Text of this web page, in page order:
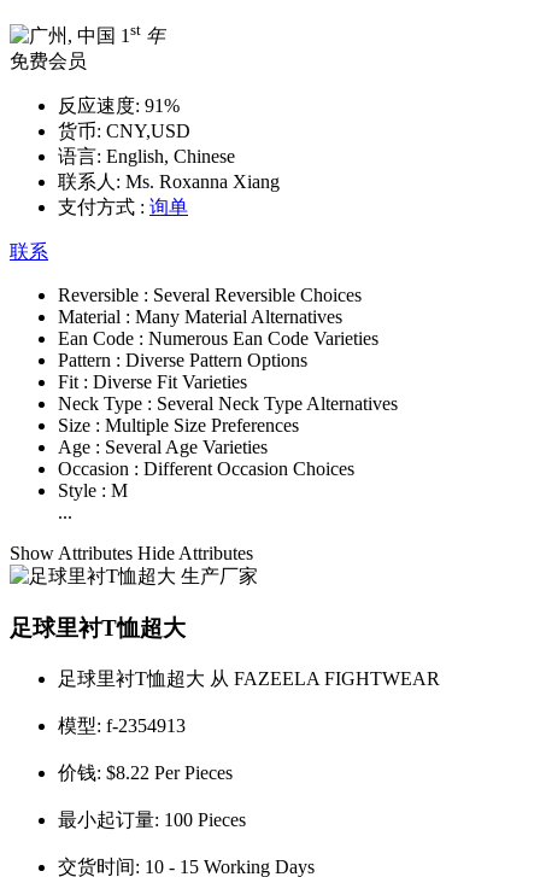
1 st 年
免费会员
反应速度: 91%
货币: CNY,USD
语言: English, Chinese
联系人: Ms. Roxanna Xiang
支付方式 : 询单
联系
Reversible : Several Reversible Choices
Material : Many Material Alternatives
Ean Code : Numerous Ean Code Varieties
Pattern : Diverse Pattern Options
Fit : Diverse Fit Varieties
Neck Type : Several Neck Type Alternatives
Size : Multiple Size Preferences
Age : Several Age Varieties
Occasion : Different Occasion Choices
Style : M
...
Show Attributes Hide Attributes
足球里衬T恤超大
足球里衬T恤超大 从 FAZEELA FIGHTWEAR
模型: f-2354913
价钱: $8.22 Per Pieces
最小起订量: 100 Pieces
交货时间: 10 - 15 Working Days